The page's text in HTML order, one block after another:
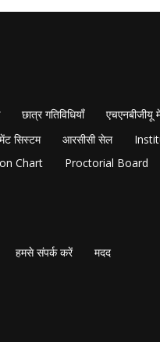
छात्र गतिविधियाँ एचएनबीजीयू
सिस्टम आरसीसी सेल
Chart Proctorial Board
हमसे संपर्क करें मदद